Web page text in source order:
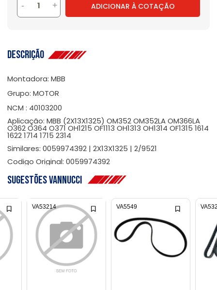
- + ADICIONAR À COTAÇÃO
Descrição
Montadora: MBB
Grupo: MOTOR
NCM : 40103200
Aplicação: MBB (2X13X1325) OM352 OM352LA OM366LA
O362 O364 O371 OH1215 OF1113 OH1313 OH1314 OF1315 1614
1622 1714 1715 2314
Similares: 0059974392 | 2X13X1325 | 2/9521
Codigo Original: 0059974392
Sugestões Vannucci
VA53214 VA5549